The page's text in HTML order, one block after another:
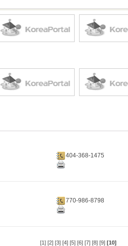
404-368-1475
770-986-8798
[1] [2] [3] [4] [5] [6] [7] [8] [9] [10]